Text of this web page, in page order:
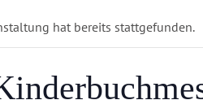
hat bereits stattgefunden.